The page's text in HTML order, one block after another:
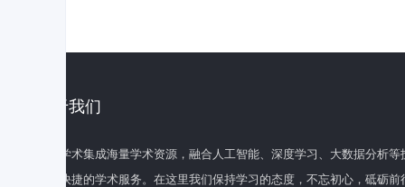
关于我们
百度学术集成海量学术资源，融合人工智能、深度学习、大数据分析
全面快捷的学术服务。在这里我们保持学习的态度，不忘初心，砥砺前